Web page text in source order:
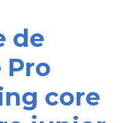
de
Pro
core